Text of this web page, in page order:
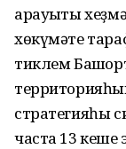
арауыҡты
хөкүмәте
тиклем
стратегияһы
часта 13 кеше